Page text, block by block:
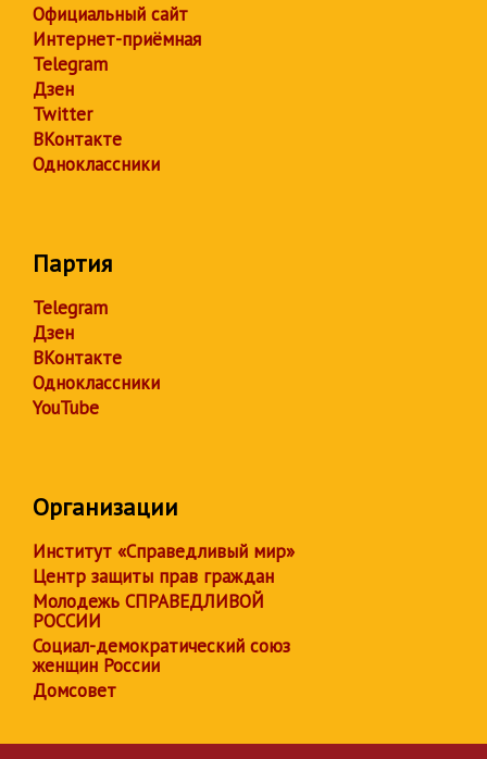
Официальный сайт
Интернет-приёмная
Telegram
Дзен
Twitter
ВКонтакте
Одноклассники
Партия
Telegram
Дзен
ВКонтакте
Одноклассники
YouTube
Организации
Институт «Справедливый мир»
Центр защиты прав граждан
Молодежь СПРАВЕДЛИВОЙ
РОССИИ
Социал-демократический союз
женщин России
Домсовет